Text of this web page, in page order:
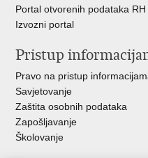
Portal otvorenih podataka RH
Izvozni portal
Pristup
Pravo na pristup
Savjetovanje
Zaštita osobnih podataka
Zapošljavanje
Školovanje